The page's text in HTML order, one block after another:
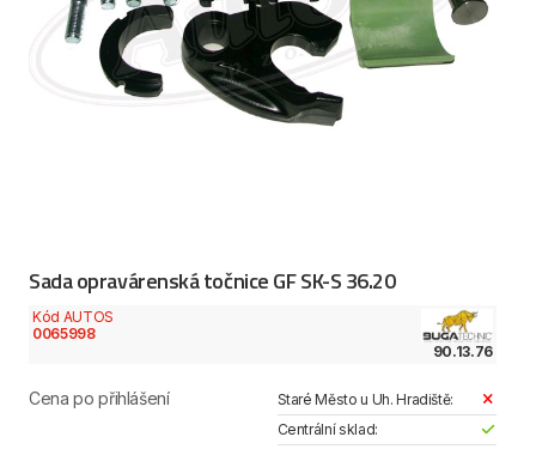
Sada opravárenská točnice GF SK-S 36.20
Kód AUTOS
0065998
90.13.76
Cena po přihlášení
Staré Město u Uh. Hradiště:
Centrální sklad: